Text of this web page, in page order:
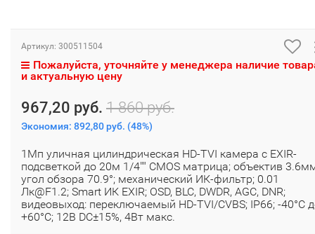
Артикул: 300511504
Пожалуйста, уточняйте у менеджера наличие
и актуальную цену
967,20 руб. 1 860 руб.
Экономия: 892,80 руб. (48%)
1Мп уличная цилиндрическая HD-TVI камера с EXIR-
подсветкой до 20м 1/4"" CMOS матрица; объектив
угол обзора 70.9°; механический ИК-фильтр; 0.01
Лк@F1.2; Smart ИК EXIR; OSD, BLC, DWDR, AGC, DNR;
видеовыход: переключаемый HD-TVI/CVBS; IP66; -40°С
+60°С; 12В DC±15%, 4Вт макс.